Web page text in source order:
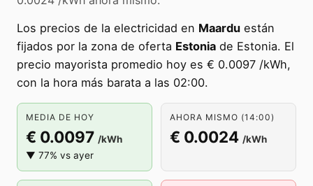
Los precios de la electricidad en Maardu están
fijados por la zona de oferta Estonia de Estonia. El
precio mayorista promedio hoy es € 0.0097 /kWh,
con la hora más barata a las 02:00.
MEDIA DE HOY
€ 0.0097 /kWh
▼ 77% vs ayer
AHORA MISMO (14:00)
€ 0.0024 /kWh